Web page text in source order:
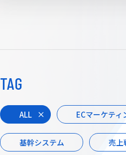
TAG
ALL ECマーケティ
基幹システム 売上